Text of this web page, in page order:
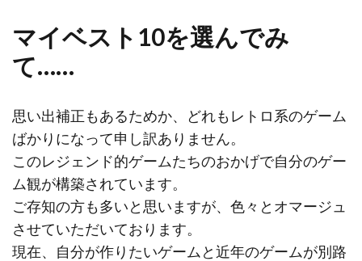
マイベスト10を選んでみ
て……
思い出補正もあるためか、どれもレトロ系のゲーム
ばかりになって申し訳ありません。
このレジェンド的ゲームたちのおかげで自分のゲー
ム観が構築されています。
ご存知の方も多いと思いますが、色々とオマージュ
させていただいております。
現在、自分が作りたいゲームと近年のゲームが別路